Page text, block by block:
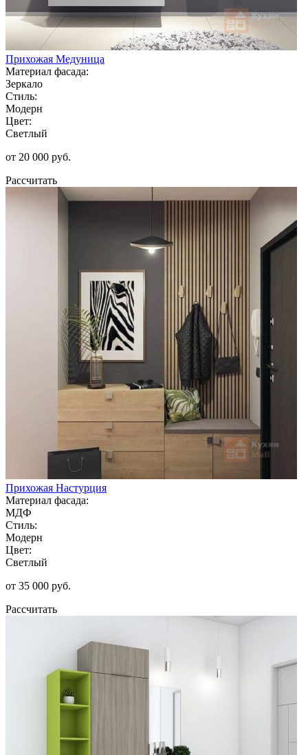
Прихожая Медуница
Материал фасада:
Зеркало
Стиль:
Модерн
Цвет:
Светлый
от 20 000 руб.
Рассчитать
Прихожая Настурция
Материал фасада:
МДФ
Стиль:
Модерн
Цвет:
Светлый
от 35 000 руб.
Рассчитать